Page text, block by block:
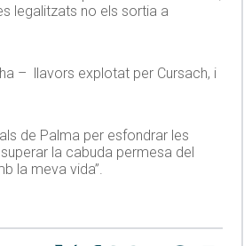
legalitzats no els sortia a
– llavors explotat per Cursach, i
de Palma per esfondrar les
la cabuda permesa del
la meva vida”.